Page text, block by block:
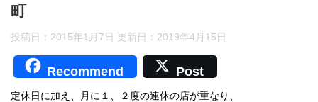
町
投稿日：2015年1月7日 更新日： 2019年4月15日
Recommend Post
定休日に加え、月に１、２度の連休の店が重なり、